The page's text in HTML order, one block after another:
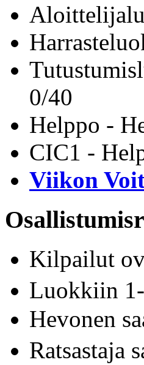
0/40
Helppo -
CIC1 -
Viikon
Kilpailut
Luokkiin
Hevonen
Ratsastaja